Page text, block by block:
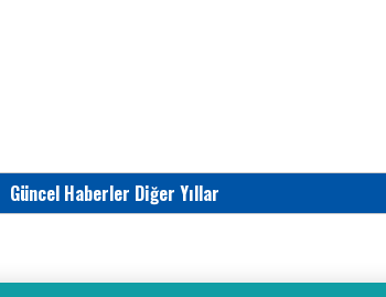
Güncel Haberler Diğer Yıllar